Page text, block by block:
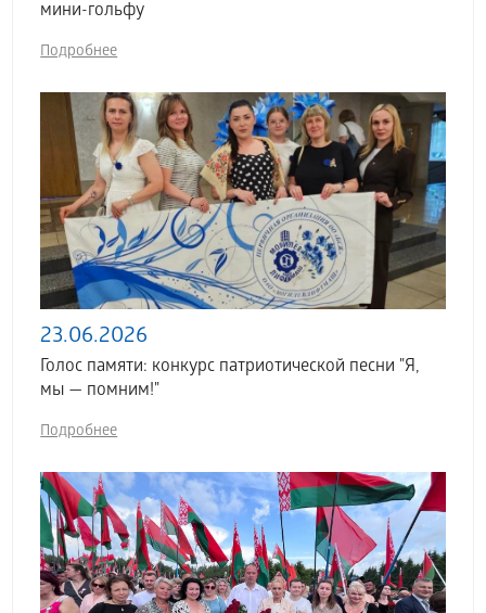
мини-гольфу
Подробнее
23.06.2026
Голос памяти: конкурс патриотической песни "Я,
мы — помним!"
Подробнее